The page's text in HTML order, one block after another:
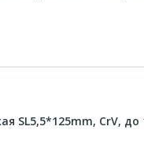
SL5,5*125mm, CrV,